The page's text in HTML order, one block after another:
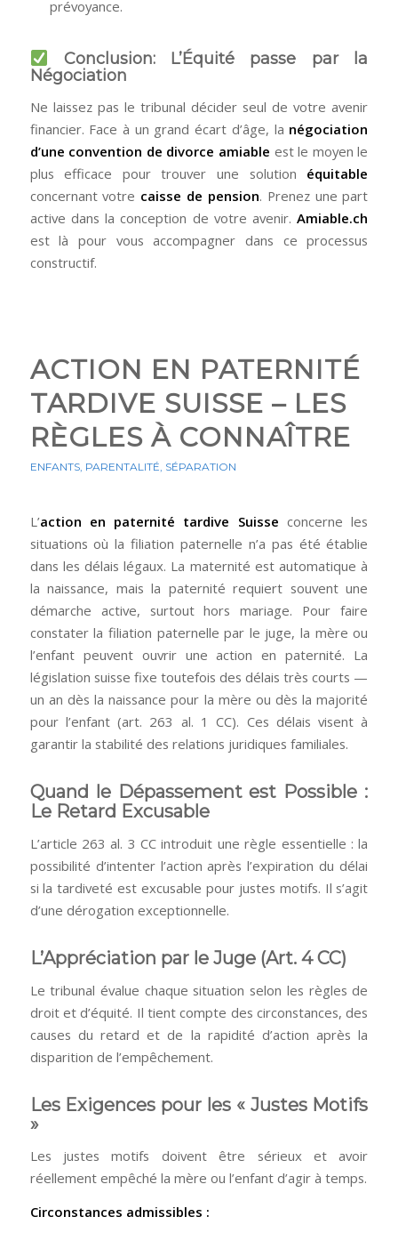
prévoyance.
Conclusion: L’Équité passe par la
Négociation
Ne laissez pas le tribunal décider seul de votre avenir
financier. Face à un grand écart d’âge, la négociation
d’une convention de divorce amiable est le moyen le
plus efficace pour trouver une solution équitable
concernant votre caisse de pension. Prenez une part
active dans la conception de votre avenir.Amiable.ch
est là pour vous accompagner dans ce processus
constructif.
ACTION EN PATERNITÉ
TARDIVE SUISSE – LES
RÈGLES À CONNAÎTRE
ENFANTS, PARENTALITÉ SÉPARATION
L’action en paternité tardive Suisse concerne les
situations où la filiation paternelle n’a pas été établie
dans les délais légaux. La maternité est automatique à
la naissance, mais la paternité requiert souvent une
démarche active, surtout hors mariage. Pour faire
constater la filiation paternelle par le juge, la mère ou
l’enfant peuvent ouvrir une action en paternité. La
législation suisse fixe toutefois des délais très courts —
un an dès la naissance pour la mère ou dès la majorité
pour l’enfant (art. 263 al. 1 CC). Ces délais visent à
garantir la stabilité des relations juridiques familiales.
Quand le Dépassement est Possible :
Le Retard Excusable
L’article 263 al. 3 CC introduit une règle essentielle : la
possibilité d’intenter l’action après l’expiration du délai
si la tardiveté est excusable pour justes motifs. Il s’agit
d’une dérogation exceptionnelle.
L’Appréciation par le Juge (Art. 4 CC)
Le tribunal évalue chaque situation selon les règles de
droit et d’équité. Il tient compte des circonstances, des
causes du retard et de la rapidité d’action après la
disparition de l’empêchement.
Les Exigences pour les « Justes Motifs
»
Les justes motifs doivent être sérieux et avoir
réellement empêché la mère ou l’enfant d’agir à temps.
Circonstances admissibles :